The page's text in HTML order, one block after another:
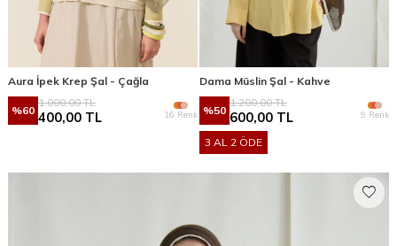
Aura İpek Krep Şal - Çağla
%60
1.000,00TL
400,00 TL 16 Renk
Dama Müslin Şal - Kahve
%50
1.200,00TL
600,00 TL 9 Renk
3 AL 2 ÖDE